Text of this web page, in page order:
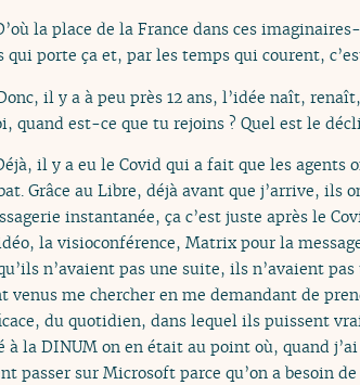
la place de la France dans ces
qui porte ça et, par les temps qui courent,
il y a à peu près 12 ans, l’idée naît,
quand est-ce que tu rejoins ? Quel est le
il y a eu le Covid qui a fait que les
Grâce au Libre, déjà avant que j’arrive, ils
instantanée, ça c’est juste après le
la visioconférence, Matrix pour la
n’avaient pas une suite, ils n’avaient
venus me chercher en me demandant de
du quotidien, dans lequel ils puissent
à la DINUM on en était au point où, quand
passer sur Microsoft parce qu’on a besoin